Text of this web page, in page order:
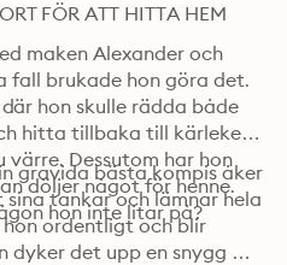
FÖR ATT HITTA HEM
maken Alexander och
fall brukade hon göra det.
hon skulle rädda både
hitta tillbaka till kärleken,
Dessutom har hon
döljer något för henne.
hon inte litar på?
gravida bästa kompis åker
tankar och lämnar hela
ordentligt och blir
dyker det upp en snygg